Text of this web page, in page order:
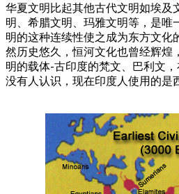
华夏文明比起其他古代文明如埃及
明、希腊文明、玛雅文明等，是唯
明的这种连续性使之成为东方文化
然历史悠久，恒河文化也曾经辉煌
明的载体-古印度的梵文、巴利文
没有人认识，现在印度人使用的是